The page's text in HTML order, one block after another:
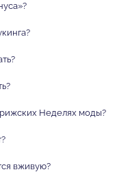
Неделях моды?
вживую?